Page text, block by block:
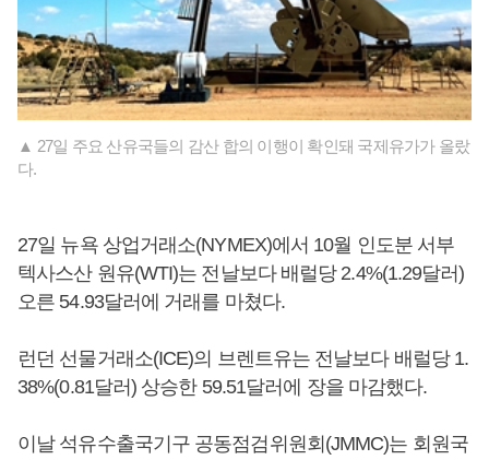
▲ 27일 주요 산유국들의 감산 합의 이행이 확인돼 국제유가가 올랐
다.
27일 뉴욕 상업거래소(NYMEX)에서 10월 인도분 서부
텍사스산 원유(WTI)는 전날보다 배럴당 2.4%(1.29달러)
오른 54.93달러에 거래를 마쳤다.
런던 선물거래소(ICE)의 브렌트유는 전날보다 배럴당 1.
38%(0.81달러) 상승한 59.51달러에 장을 마감했다.
이날 석유수출국기구 공동점검위원회(JMMC)는 회원국